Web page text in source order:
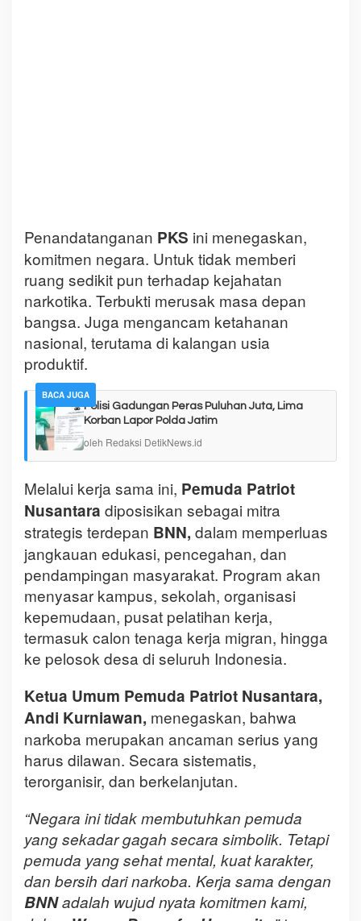
Penandatanganan PKS ini menegaskan,
komitmen negara. Untuk tidak memberi
ruang sedikit pun terhadap kejahatan
narkotika. Terbukti merusak masa depan
bangsa. Juga mengancam ketahanan
nasional, terutama di kalangan usia
produktif.
BACA JUGA
Polisi Gadungan Peras Puluhan Juta, Lima
Korban Lapor Polda Jatim
oleh Redaksi DetikNews.id
Melalui kerja sama ini, Pemuda Patriot
Nusantara diposisikan sebagai mitra
strategis terdepan BNN, dalam memperluas
jangkauan edukasi, pencegahan, dan
pendampingan masyarakat. Program akan
menyasar kampus, sekolah, organisasi
kepemudaan, pusat pelatihan kerja,
termasuk calon tenaga kerja migran, hingga
ke pelosok desa di seluruh Indonesia.
Ketua Umum Pemuda Patriot Nusantara,
Andi Kurniawan, menegaskan, bahwa
narkoba merupakan ancaman serius yang
harus dilawan. Secara sistematis,
terorganisir, dan berkelanjutan.
“Negara ini tidak membutuhkan pemuda
yang sekadar gagah secara simbolik. Tetapi
pemuda yang sehat mental, kuat karakter,
dan bersih dari narkoba. Kerja sama dengan
BNNadalah wujud nyata komitmen kami,